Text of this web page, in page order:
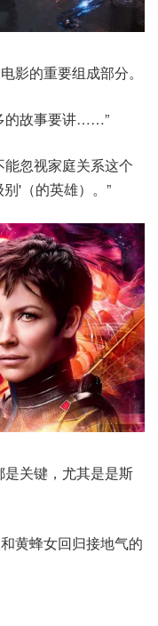
影的重要组成部分。
的故事要讲……”
忽视家庭关系这个
'（的英雄）。”
是关键，尤其是是斯
黄蜂女回归接地气的